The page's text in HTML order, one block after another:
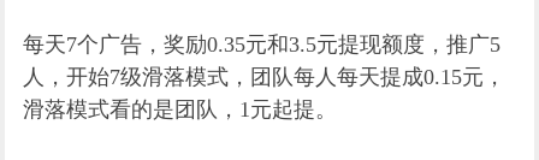
每天7个广告，奖励0.35元和3.5元提现额度，推广5
人，开始7级滑落模式，团队每人每天提成0.15元，
滑落模式看的是团队，1元起提。